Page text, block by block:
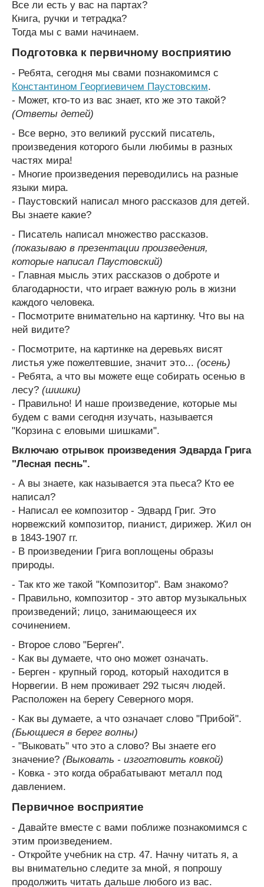
Все ли есть у вас на партах?
Книга, ручки и тетрадка?
Тогда мы с вами начинаем.
Подготовка к первичному восприятию
- Ребята, сегодня мы свами познакомимся с
Константином Георгиевичем Паустовским.
- Может, кто-то из вас знает, кто же это такой?
(Ответы детей)
- Все верно, это великий русский писатель,
произведения которого были любимы в разных
частях мира!
- Многие произведения переводились на разные
языки мира.
- Паустовский написал много рассказов для детей.
Вы знаете какие?
- Писатель написал множество рассказов.
(показываю в презентации произведения,
которые написал Паустовский)
- Главная мысль этих рассказов о доброте и
благодарности, что играет важную роль в жизни
каждого человека.
- Посмотрите внимательно на картинку. Что вы на
ней видите?
- Посмотрите, на картинке на деревьях висят
листья уже пожелтевшие, значит это... (осень)
- Ребята, а что вы можете еще собирать осенью в
лесу? (шишки)
- Правильно! И наше произведение, которые мы
будем с вами сегодня изучать, называется
"Корзина с еловыми шишками".
Включаю отрывок произведения Эдварда Грига
"Лесная песнь".
- А вы знаете, как называется эта пьеса? Кто ее
написал?
- Написал ее композитор - Эдвард Григ. Это
норвежский композитор, пианист, дирижер. Жил он
в 1843-1907 гг.
- В произведении Грига воплощены образы
природы.
- Так кто же такой "Композитор". Вам знакомо?
- Правильно, композитор - это автор музыкальных
произведений; лицо, занимающееся их
сочинением.
- Второе слово "Берген".
- Как вы думаете, что оно может означать.
- Берген - крупный город, который находится в
Норвегии. В нем проживает 292 тысяч людей.
Расположен на берегу Северного моря.
- Как вы думаете, а что означает слово "Прибой".
(Бьющиеся в берег волны)
- "Выковать" что это а слово? Вы знаете его
значение? (Выковать - изгогтовить ковкой)
- Ковка - это когда обрабатывают металл под
давлением.
Первичное восприятие
- Давайте вместе с вами поближе познакомимся с
этим произведением.
- Откройте учебник на стр. 47. Начну читать я, а
вы внимательно следите за мной, я попрошу
продолжить читать дальше любого из вас.